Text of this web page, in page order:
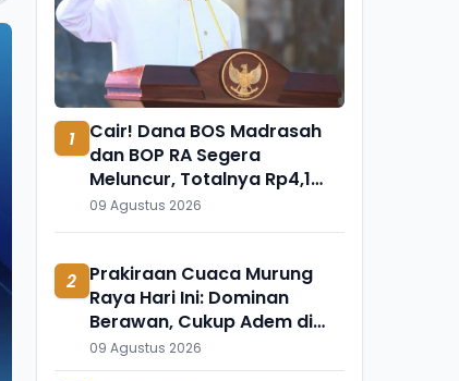
1
Cair! Dana BOS Madrasah
dan BOP RA Segera
Meluncur, Totalnya Rp4,1
Triliun
09 Agustus 2026
2 Prakiraan Cuaca Murung
Raya Hari Ini: Dominan
Berawan, Cukup Adem di
Seribu Riam dan Uut Murung
09 Agustus 2026